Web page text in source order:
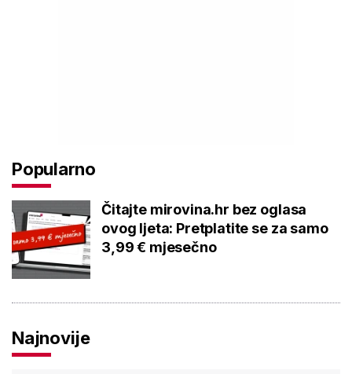
Popularno
Čitajte mirovina.hr bez oglasa
ovog ljeta: Pretplatite se za samo
3,99 € mjesečno
Najnovije